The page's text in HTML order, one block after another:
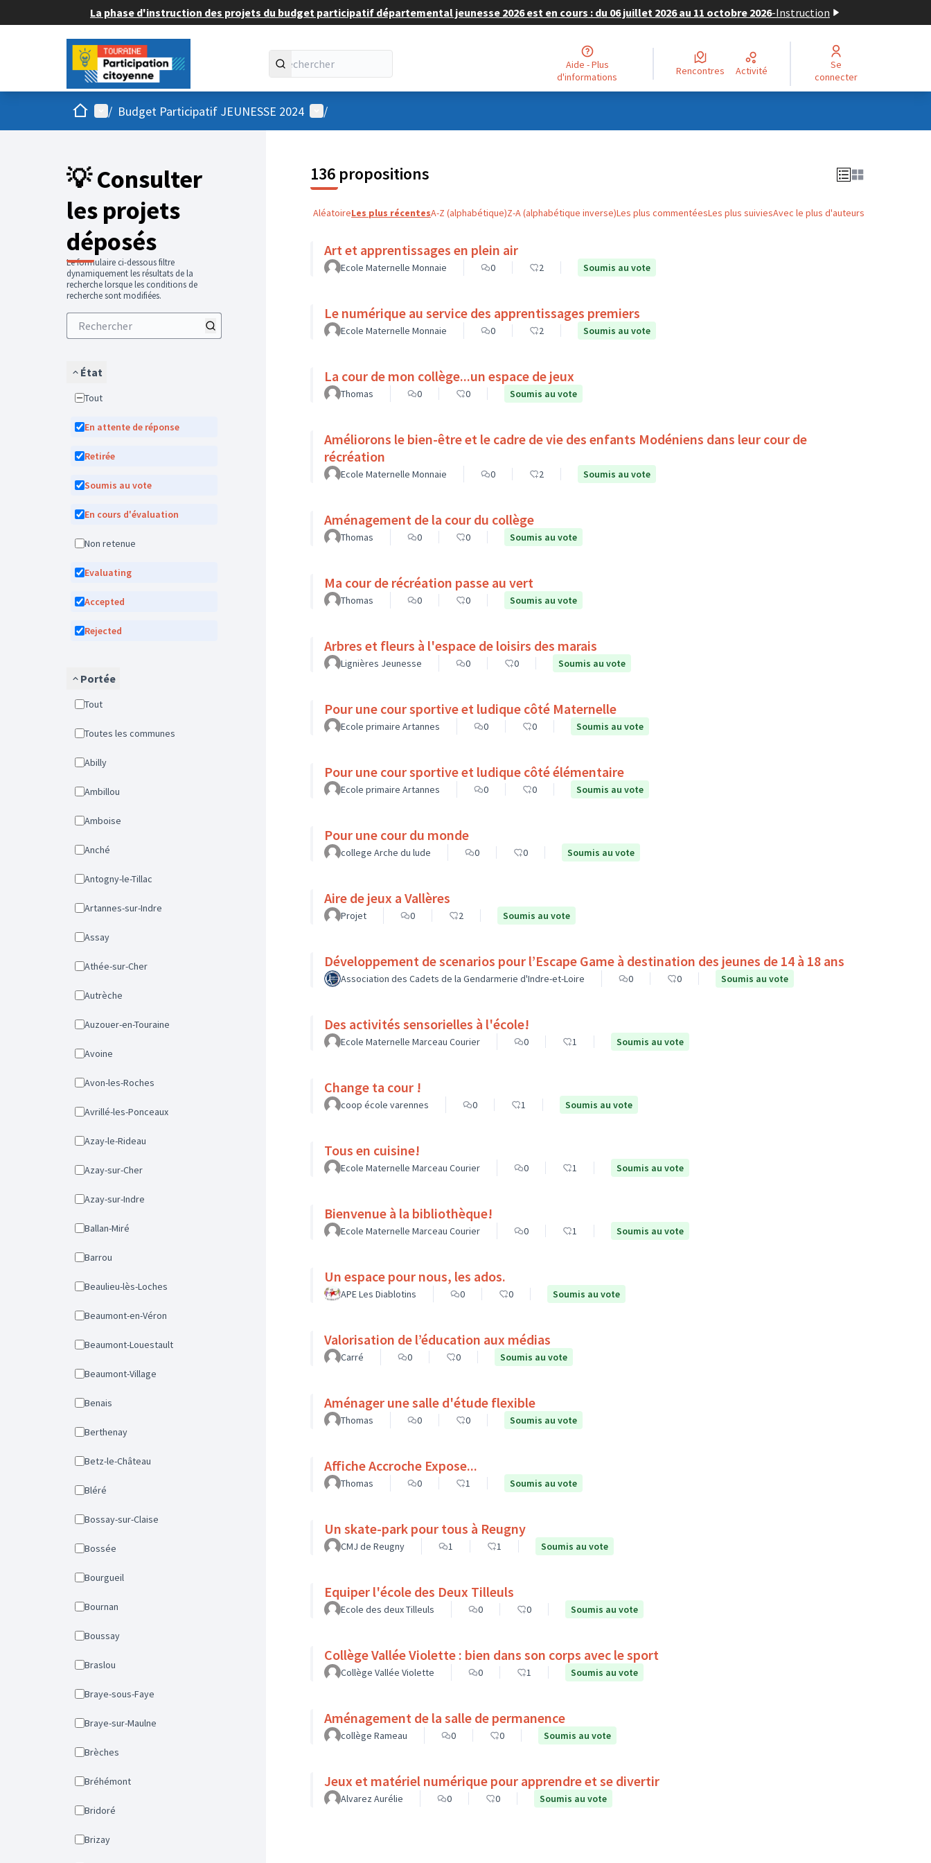
La phase d'instruction des projets du budget participatif départemental jeunesse 2026 est en cours : du 06 juillet 2026 au 11 octobre 2026-Instruction
Aide - Plus
d'informations
Rencontres Activité
Se
connecter
AccueilMenu principal
/ Budget Participatif JEUNESSE 2024 Menu utilisateur
/
💡 Consulter
les projets
déposés
Le formulaire ci-dessous filtre
dynamiquement les résultats de la
recherche lorsque les conditions de
recherche sont modifiées.
État
Tout
En attente de réponse
Retirée
Soumis au vote
En cours d'évaluation
Non retenue
Evaluating
Accepted
Rejected
Portée
Tout
Toutes les communes
Abilly
Ambillou
Amboise
Anché
Antogny-le-Tillac
Artannes-sur-Indre
Assay
Athée-sur-Cher
Autrèche
Auzouer-en-Touraine
Avoine
Avon-les-Roches
Avrillé-les-Ponceaux
Azay-le-Rideau
Azay-sur-Cher
Azay-sur-Indre
Ballan-Miré
Barrou
Beaulieu-lès-Loches
Beaumont-en-Véron
Beaumont-Louestault
Beaumont-Village
Benais
Berthenay
Betz-le-Château
Bléré
Bossay-sur-Claise
Bossée
Bourgueil
Bournan
Boussay
Braslou
Braye-sous-Faye
Braye-sur-Maulne
Brèches
Bréhémont
Bridoré
Brizay
136 propositions
AléatoireLes plus récentesA-Z (alphabétique)Z-A (alphabétique inverse)Les plus commentéesLes plus suiviesAvec le plus d'auteurs
Art et apprentissages en plein air
Ecole Maternelle Monnaie 0 2 Soumis au vote
Le numérique au service des apprentissages premiers
Ecole Maternelle Monnaie 0 2 Soumis au vote
La cour de mon collège...un espace de jeux
Thomas 0 0 Soumis au vote
Améliorons le bien-être et le cadre de vie des enfants Modéniens dans leur cour de
récréation
Ecole Maternelle Monnaie 0 2 Soumis au vote
Aménagement de la cour du collège
Thomas 0 0 Soumis au vote
Ma cour de récréation passe au vert
Thomas 0 0 Soumis au vote
Arbres et fleurs à l'espace de loisirs des marais
Lignières Jeunesse 0 0 Soumis au vote
Pour une cour sportive et ludique côté Maternelle
Ecole primaire Artannes 0 0 Soumis au vote
Pour une cour sportive et ludique côté élémentaire
Ecole primaire Artannes 0 0 Soumis au vote
Pour une cour du monde
college Arche du lude 0 0 Soumis au vote
Aire de jeux a Vallères
Projet 0 2 Soumis au vote
Développement de scenarios pour l’Escape Game à destination des jeunes de 14 à 18 ans
Association des Cadets de la Gendarmerie d'Indre-et-Loire 0 0 Soumis au vote
Des activités sensorielles à l'école!
Ecole Maternelle Marceau Courier 0 1 Soumis au vote
Change ta cour !
coop école varennes 0 1 Soumis au vote
Tous en cuisine!
Ecole Maternelle Marceau Courier 0 1 Soumis au vote
Bienvenue à la bibliothèque!
Ecole Maternelle Marceau Courier 0 1 Soumis au vote
Un espace pour nous, les ados.
APE Les Diablotins 0 0 Soumis au vote
Valorisation de l’éducation aux médias
Carré 0 0 Soumis au vote
Aménager une salle d'étude flexible
Thomas 0 0 Soumis au vote
Affiche Accroche Expose...
Thomas 0 1 Soumis au vote
Un skate-park pour tous à Reugny
CMJ de Reugny 1 1 Soumis au vote
Equiper l'école des Deux Tilleuls
Ecole des deux Tilleuls 0 0 Soumis au vote
Collège Vallée Violette : bien dans son corps avec le sport
Collège Vallée Violette 0 1 Soumis au vote
Aménagement de la salle de permanence
collège Rameau 0 0 Soumis au vote
Jeux et matériel numérique pour apprendre et se divertir
Alvarez Aurélie 0 0 Soumis au vote